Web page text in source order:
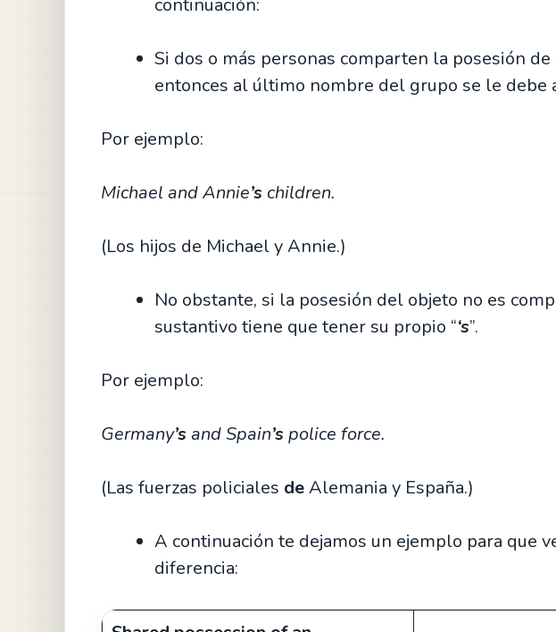
Si dos o más personas comparten la posesión
entonces al último nombre del grupo se le debe
Por ejemplo:
Michael and Annie’s children.
(Los hijos de Michael y Annie.)
No obstante, si la posesión del objeto no es
sustantivo tiene que tener su propio “‘s”.
Por ejemplo:
Germany’s and Spain’s police force.
(Las fuerzas policiales deAlemania y España.)
A continuación te dejamos un ejemplo para que
diferencia: